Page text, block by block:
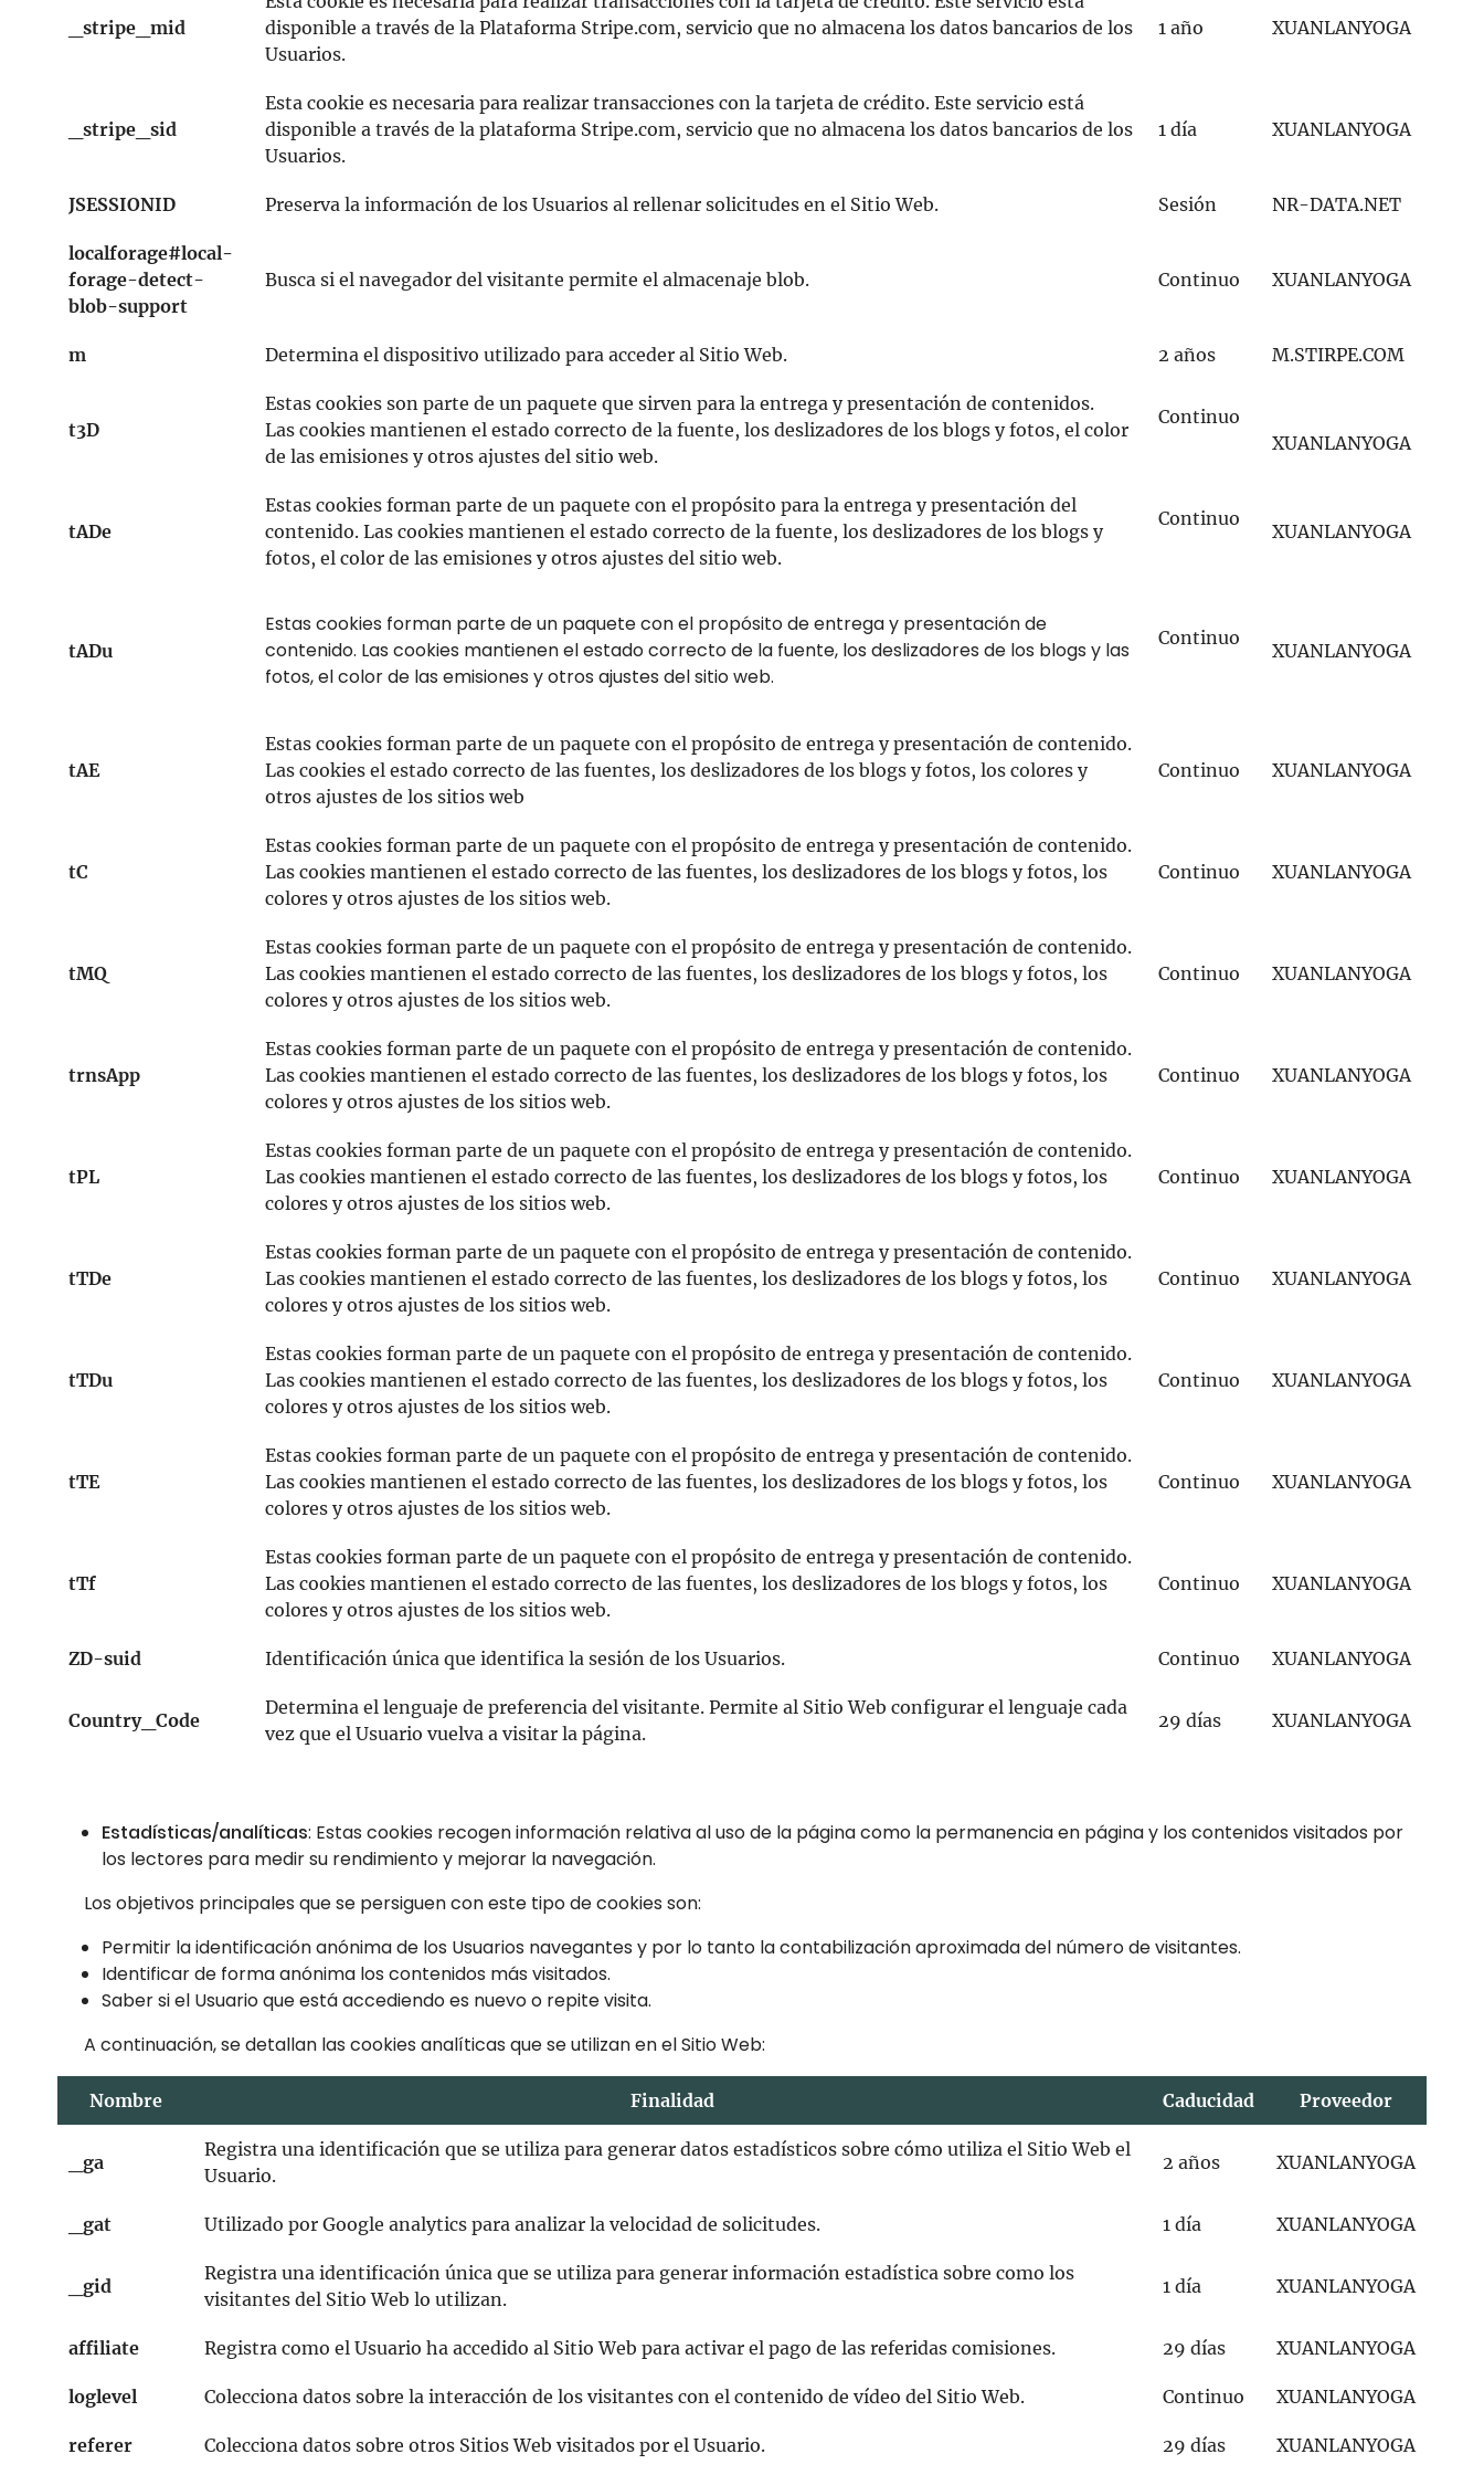
_stripe_mid
disponible a través de la Plataforma Stripe.com, servicio que no almacena los datos bancarios de los
Usuarios.
1 año XUANLANYOGA
_stripe_sid
Esta cookie es necesaria para realizar transacciones con la tarjeta de crédito. Este servicio está
disponible a través de la plataforma Stripe.com, servicio que no almacena los datos bancarios de los
Usuarios.
1 día XUANLANYOGA
JSESSIONID Preserva la información de los Usuarios al rellenar solicitudes en el Sitio Web. Sesión NR-DATA.NET
localforage#local-
forage-detect-
blob-support
Busca si el navegador del visitante permite el almacenaje blob. Continuo XUANLANYOGA
m Determina el dispositivo utilizado para acceder al Sitio Web. 2 años M.STIRPE.COM
t3D
Estas cookies son parte de un paquete que sirven para la entrega y presentación de contenidos.
Las cookies mantienen el estado correcto de la fuente, los deslizadores de los blogs y fotos, el color
de las emisiones y otros ajustes del sitio web.
Continuo
XUANLANYOGA
tADe
Estas cookies forman parte de un paquete con el propósito para la entrega y presentación del
contenido. Las cookies mantienen el estado correcto de la fuente, los deslizadores de los blogs y
fotos, el color de las emisiones y otros ajustes del sitio web.
Continuo
XUANLANYOGA
tADu
Estas cookies forman parte de un paquete con el propósito de entrega y presentación de
contenido. Las cookies mantienen el estado correcto de la fuente, los deslizadores de los blogs y las
fotos, el color de las emisiones y otros ajustes del sitio web.
Continuo
XUANLANYOGA
tAE
Estas cookies forman parte de un paquete con el propósito de entrega y presentación de contenido.
Las cookies el estado correcto de las fuentes, los deslizadores de los blogs y fotos, los colores y
otros ajustes de los sitios web
Continuo XUANLANYOGA
tC
Estas cookies forman parte de un paquete con el propósito de entrega y presentación de contenido.
Las cookies mantienen el estado correcto de las fuentes, los deslizadores de los blogs y fotos, los
colores y otros ajustes de los sitios web.
Continuo XUANLANYOGA
tMQ
Estas cookies forman parte de un paquete con el propósito de entrega y presentación de contenido.
Las cookies mantienen el estado correcto de las fuentes, los deslizadores de los blogs y fotos, los
colores y otros ajustes de los sitios web.
Continuo XUANLANYOGA
trnsApp
Estas cookies forman parte de un paquete con el propósito de entrega y presentación de contenido.
Las cookies mantienen el estado correcto de las fuentes, los deslizadores de los blogs y fotos, los
colores y otros ajustes de los sitios web.
Continuo XUANLANYOGA
tPL
Estas cookies forman parte de un paquete con el propósito de entrega y presentación de contenido.
Las cookies mantienen el estado correcto de las fuentes, los deslizadores de los blogs y fotos, los
colores y otros ajustes de los sitios web.
Continuo XUANLANYOGA
tTDe
Estas cookies forman parte de un paquete con el propósito de entrega y presentación de contenido.
Las cookies mantienen el estado correcto de las fuentes, los deslizadores de los blogs y fotos, los
colores y otros ajustes de los sitios web.
Continuo XUANLANYOGA
tTDu
Estas cookies forman parte de un paquete con el propósito de entrega y presentación de contenido.
Las cookies mantienen el estado correcto de las fuentes, los deslizadores de los blogs y fotos, los
colores y otros ajustes de los sitios web.
Continuo XUANLANYOGA
tTE
Estas cookies forman parte de un paquete con el propósito de entrega y presentación de contenido.
Las cookies mantienen el estado correcto de las fuentes, los deslizadores de los blogs y fotos, los
colores y otros ajustes de los sitios web.
Continuo XUANLANYOGA
tTf
Estas cookies forman parte de un paquete con el propósito de entrega y presentación de contenido.
Las cookies mantienen el estado correcto de las fuentes, los deslizadores de los blogs y fotos, los
colores y otros ajustes de los sitios web.
Continuo XUANLANYOGA
ZD-suid Identificación única que identifica la sesión de los Usuarios. Continuo XUANLANYOGA
Country_Code
Determina el lenguaje de preferencia del visitante. Permite al Sitio Web configurar el lenguaje cada
vez que el Usuario vuelva a visitar la página.
29 días XUANLANYOGA
Estadísticas/analíticas: Estas cookies recogen información relativa al uso de la página como la permanencia en página y los contenidos visitados por
los lectores para medir su rendimiento y mejorar la navegación.
Los objetivos principales que se persiguen con este tipo de cookies son:
Permitir la identificación anónima de los Usuarios navegantes y por lo tanto la contabilización aproximada del número de visitantes.
Identificar de forma anónima los contenidos más visitados.
Saber si el Usuario que está accediendo es nuevo o repite visita.
A continuación, se detallan las cookies analíticas que se utilizan en el Sitio Web:
Nombre Finalidad Caducidad Proveedor
_ga
Registra una identificación que se utiliza para generar datos estadísticos sobre cómo utiliza el Sitio Web el
Usuario.
2 años XUANLANYOGA
_gat Utilizado por Google analytics para analizar la velocidad de solicitudes. 1 día XUANLANYOGA
_gid
Registra una identificación única que se utiliza para generar información estadística sobre como los
visitantes del Sitio Web lo utilizan.
1 día XUANLANYOGA
affiliate Registra como el Usuario ha accedido al Sitio Web para activar el pago de las referidas comisiones. 29 días XUANLANYOGA
loglevel Colecciona datos sobre la interacción de los visitantes con el contenido de vídeo del Sitio Web. Continuo XUANLANYOGA
referer Colecciona datos sobre otros Sitios Web visitados por el Usuario. 29 días XUANLANYOGA